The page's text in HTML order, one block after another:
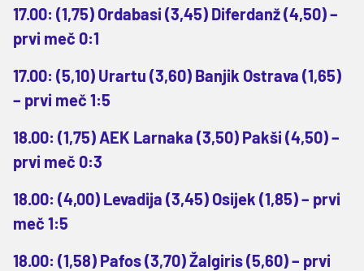
17.00: (1,75) Ordabasi (3,45) Diferdanž (4,50) –
prvi meč 0:1
17.00: (5,10) Urartu (3,60) Banjik Ostrava (1,65)
– prvi meč 1:5
18.00: (1,75) AEK Larnaka (3,50) Pakši (4,50) –
prvi meč 0:3
18.00: (4,00) Levadija (3,45) Osijek (1,85) – prvi
meč 1:5
18.00: (1,58) Pafos (3,70) Žalgiris (5,60) – prvi